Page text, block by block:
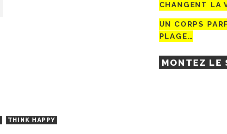
THINK HAPPY
CHANGENT LA
UN CORPS
PLAGE…
MONTEZ LE